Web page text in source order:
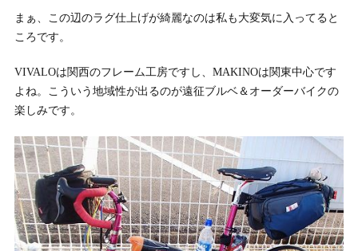
まぁ、この辺のラグ仕上げが綺麗なのは私も大変気に入ってると
ころです。
VIVALOは関西のフレーム工房ですし、MAKINOは関東中心です
よね。こういう地域性が出るのが遠征ブルベ＆オーダーバイクの
楽しみです。